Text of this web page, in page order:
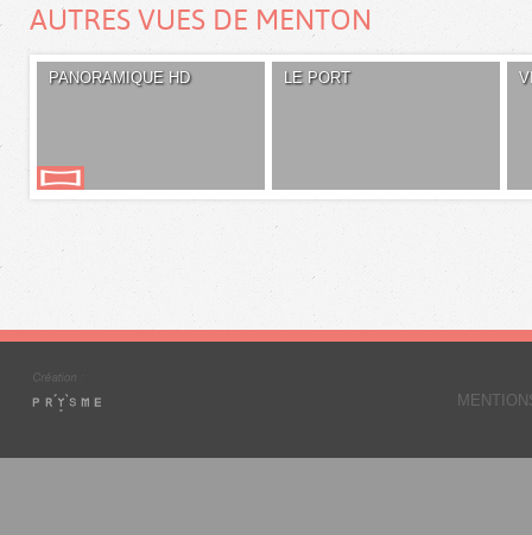
AUTRES VUES DE MENTON
PANORAMIQUE HD LE PORT